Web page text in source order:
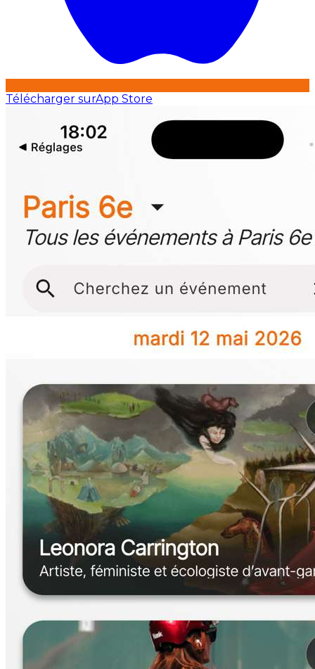
Télécharger surApp Store